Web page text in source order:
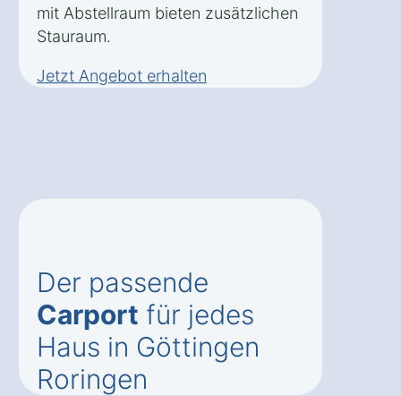
mit Abstellraum bieten zusätzlichen
Stauraum.
Jetzt Angebot erhalten
Der passende
Carport für jedes
Haus in Göttingen
Roringen